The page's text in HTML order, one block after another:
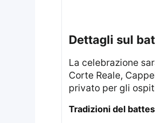
Dettagli sul
La celebrazione sarà officiata dal Cappellano Capo, Vescovo Johan Dalman, insieme al pastore dell’Assemblea della
Corte Reale,
privato per gli
Tradizioni del